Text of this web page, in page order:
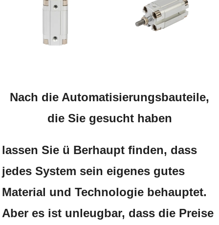
Nach die Automatisierungsbauteile,
die Sie gesucht haben
lassen Sie ü Berhaupt finden, dass
jedes System sein eigenes gutes
Material und Technologie behauptet.
Aber es ist unleugbar, dass die Preise